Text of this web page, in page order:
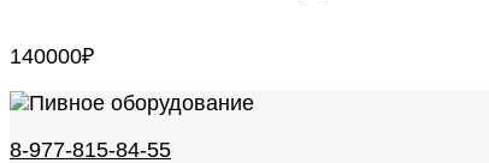
140000₽
8-977-815-84-55